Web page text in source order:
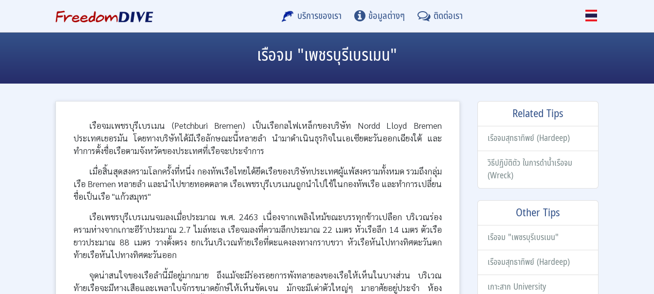
บริการของเรา ข้อมูลต่างๆ ติดต่อเรา
เรือจม "เพชรบุรีเบรเมน"
Related Tips
เรือจมสุทธาทิพย์ (Hardeep)
วิธีปฏิบัติตัว ในการดำน้ำเรือจม
(Wreck)
Other Tips
เรือจม "เพชรบุรีเบรเมน"
เรือจมสุทธาทิพย์ (Hardeep)
เกาะสาก University
เรือจมเพชรบุรีเบรเมน (Petchburi Bremen) เป็นเรือกลไฟเหล็กของบริษัท Nordd Lloyd Bremen
ประเทศเยอรมัน โดยทางบริษัทได้มีเรือลักษณะนี้หลายลำ นำมาดำเนินธุรกิจในเอเซียตะวันออกเฉียงใต้ และ
ทำการตั้งชื่อเรือตามจังหวัดของประเทศที่เรือจะประจำการ
เมื่อสิ้นสุดสงครามโลกครั้งที่หนึ่ง กองทัพเรือไทยได้ยึดเรือของบริษัทประเทศผู้แพ้สงครามทั้งหมด รวมถึงกลุ่ม
เรือ Bremen หลายลำ และนำไปขายทอดตลาด เรือเพชรบุรีเบรเมนถูกนำไปใช้ในกองทัพเรือ และทำการเปลี่ยน
ชื่อเป็นเรือ "แก้วสมุทร"
เรือเพชรบุรีเบรเมนจมลงเมื่อประมาณ พ.ศ. 2463 เนื่องจากเพลิงไหม้ขณะบรรทุกข้าวเปลือก บริเวณร่อง
ครามห่างจากเกาะอีร้าประมาณ 2.7 ไมล์ทะเล เรือจมลงที่ความลึกประมาณ 22 เมตร หัวเรือลึก 14 เมตร ตัวเรือ
ยาวประมาณ 88 เมตร วางตั้งตรง ยกเว้นบริเวณท้ายเรือที่ตะแคงลงทางกราบขวา หัวเรือหันไปทางทิศตะวันตก
ท้ายเรือหันไปทางทิศตะวันออก
จุดน่าสนใจของเรือลำนี้มีอยู่มากมาย ถึงแม้จะมีร่องรอยการพังทลายลงของเรือให้เห็นในบางส่วน บริเวณ
ท้ายเรือจะมีหางเสือและเพลาใบจักรขนาดยักษ์ให้เห็นชัดเจน มักจะมีเต่าตัวใหญ่ๆ มาอาศัยอยู่ประจำ ห้อง